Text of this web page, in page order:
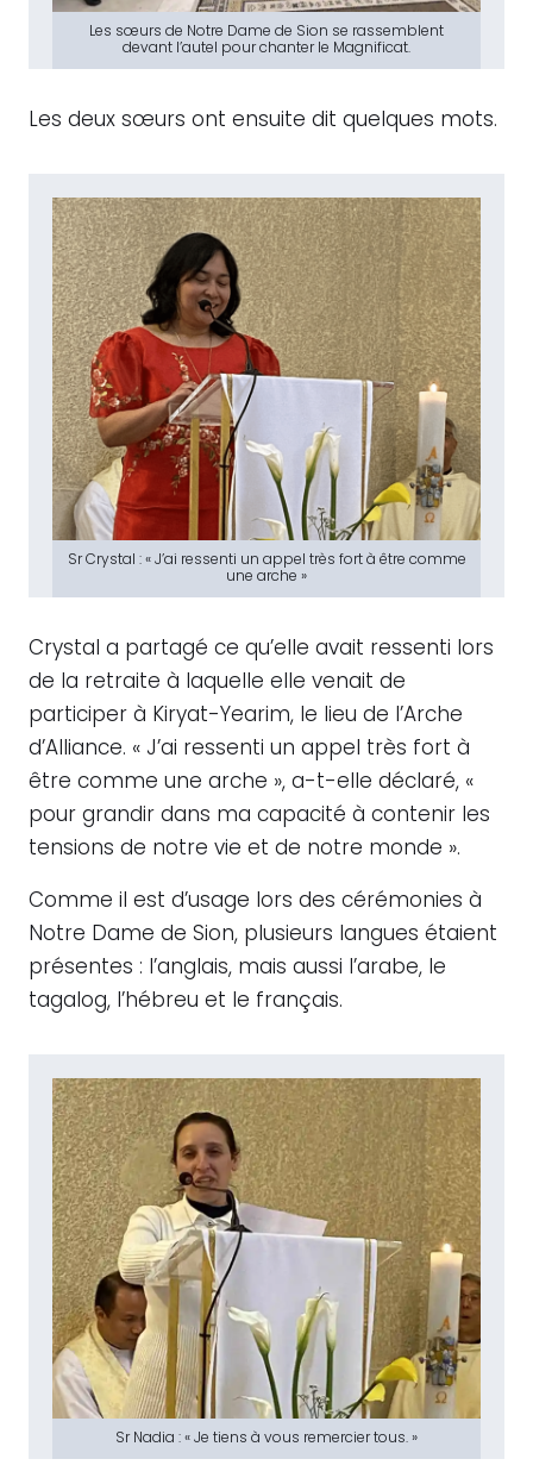
Les sœurs de Notre Dame de Sion se rassemblent
devant l’autel pour chanter le Magnificat.
Les deux sœurs ont ensuite dit quelques mots.
Sr Crystal : « J’ai ressenti un appel très fort à être comme
une arche »
Crystal a partagé ce qu’elle avait ressenti lors
de la retraite à laquelle elle venait de
participer à Kiryat-Yearim, le lieu de l’Arche
d’Alliance. « J’ai ressenti un appel très fort à
être comme une arche », a-t-elle déclaré, «
pour grandir dans ma capacité à contenir les
tensions de notre vie et de notre monde ».
Comme il est d’usage lors des cérémonies à
Notre Dame de Sion, plusieurs langues étaient
présentes : l’anglais, mais aussi l’arabe, le
tagalog, l’hébreu et le français.
Sr Nadia : « Je tiens à vous remercier tous. »